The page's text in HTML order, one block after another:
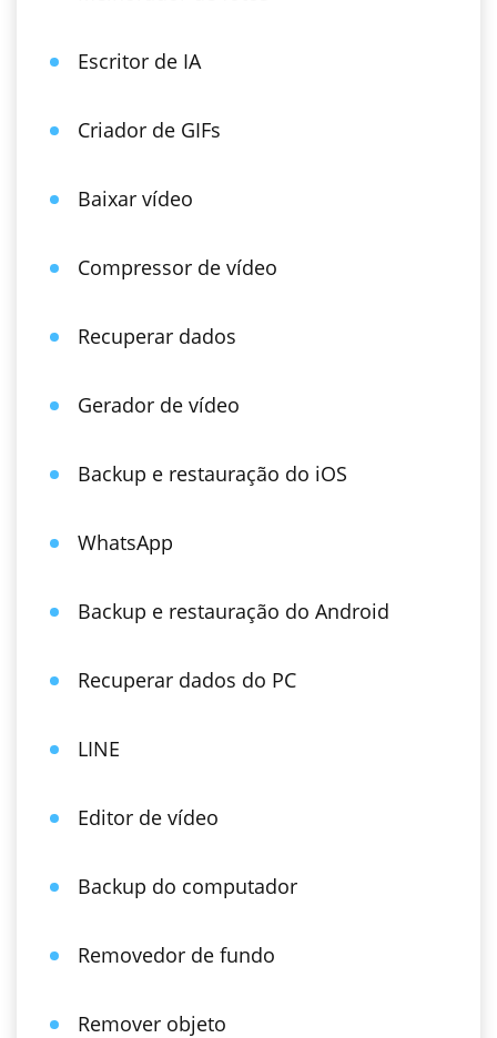
Escritor de IA
Criador de GIFs
Baixar vídeo
Compressor de vídeo
Recuperar dados
Gerador de vídeo
Backup e restauração do iOS
WhatsApp
Backup e restauração do Android
Recuperar dados do PC
LINE
Editor de vídeo
Backup do computador
Removedor de fundo
Remover objeto